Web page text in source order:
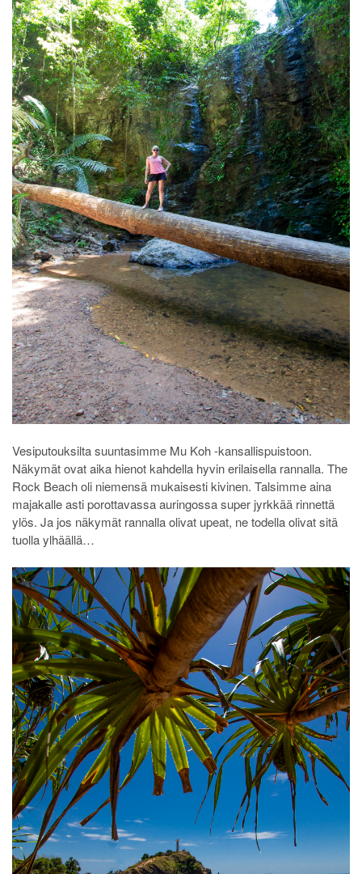
Vesiputouksilta suuntasimme Mu Koh -kansallispuistoon.
Näkymät ovat aika hienot kahdella hyvin erilaisella rannalla. The
Rock Beach oli niemensä mukaisesti kivinen. Talsimme aina
majakalle asti porottavassa auringossa super jyrkkää rinnettä
ylös. Ja jos näkymät rannalla olivat upeat, ne todella olivat sitä
tuolla ylhäällä…